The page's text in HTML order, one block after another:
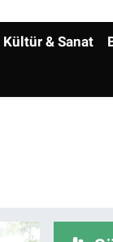
Kültür & Sanat